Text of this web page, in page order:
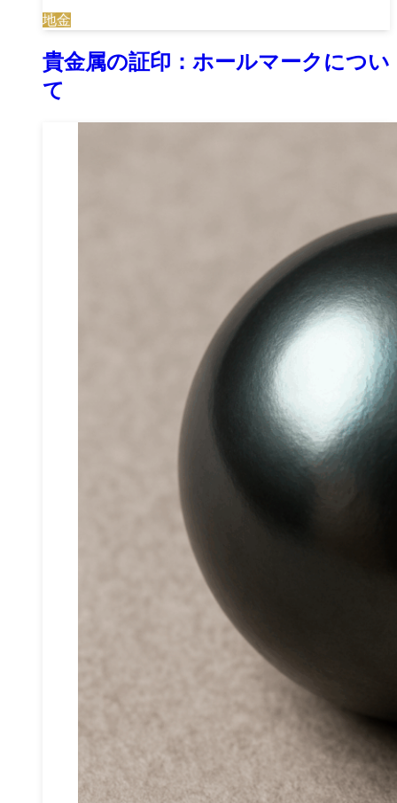
地金
貴金属の証印：ホールマークについ
て